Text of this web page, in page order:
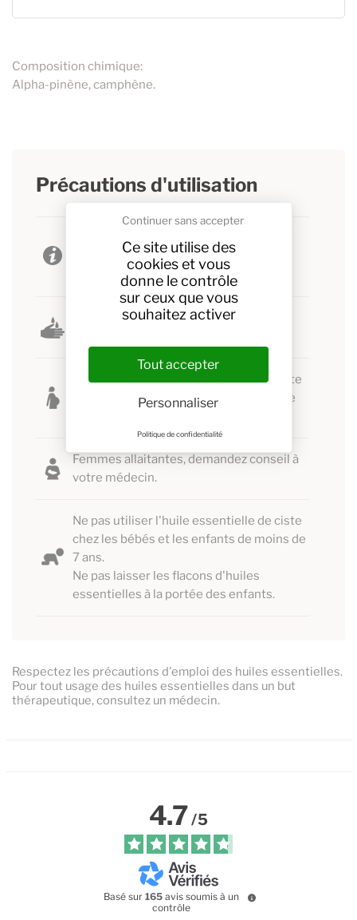
Ce site utilise des
cookies et vous
donne le contrôle
sur ceux que vous
souhaitez activer
Tout accepter
Continuer sans accepter
Personnaliser
Politique de confidentialité
Composition chimique:
Alpha-pinène, camphène.
Précautions d'utilisation
Demander conseil à votre médecin
traitant en cas de traitement
anticoagulant.
Se laver les mains avant et après avoir
Ne pas utiliser l'huile essentielle de ciste
chez la femme enceinte pendant tout le
Femmes allaitantes, demandez conseil à
votre médecin.
Ne pas utiliser l'huile essentielle de ciste
chez les bébés et les enfants de moins de
7 ans.
Ne pas laisser les flacons d'huiles
essentielles à la portée des enfants.
Respectez les précautions d'emploi des huiles essentielles.
Pour tout usage des huiles essentielles dans un but
thérapeutique, consultez un médecin.
4.7/5
Basé sur 165 avis soumis à un
contrôle